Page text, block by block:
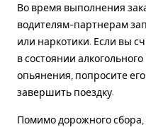
Во время выполнения
водителям-партнерам
или наркотики. Если вы
в состоянии
опьянения, попросите
завершить поездку.
Помимо дорожного